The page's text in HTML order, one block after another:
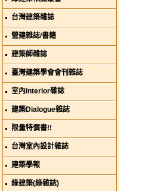
台灣建築雜誌
營建雜誌/書籍
建築師雜誌
臺灣建築學會會刊雜誌
室內interior雜誌
建築Dialogue雜誌
限量特價書!!
台灣室內設計雜誌
建築學報
綠建築(綠雜誌)